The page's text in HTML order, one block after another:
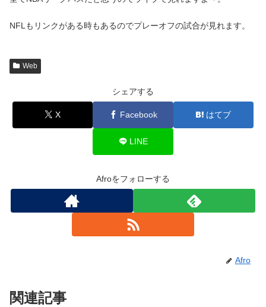
NFLもリンクがある時もあるのでプレーオフの試合が見れます。
Web
シェアする
X Facebook はてブ
LINE
Afroをフォローする
Afro
関連記事